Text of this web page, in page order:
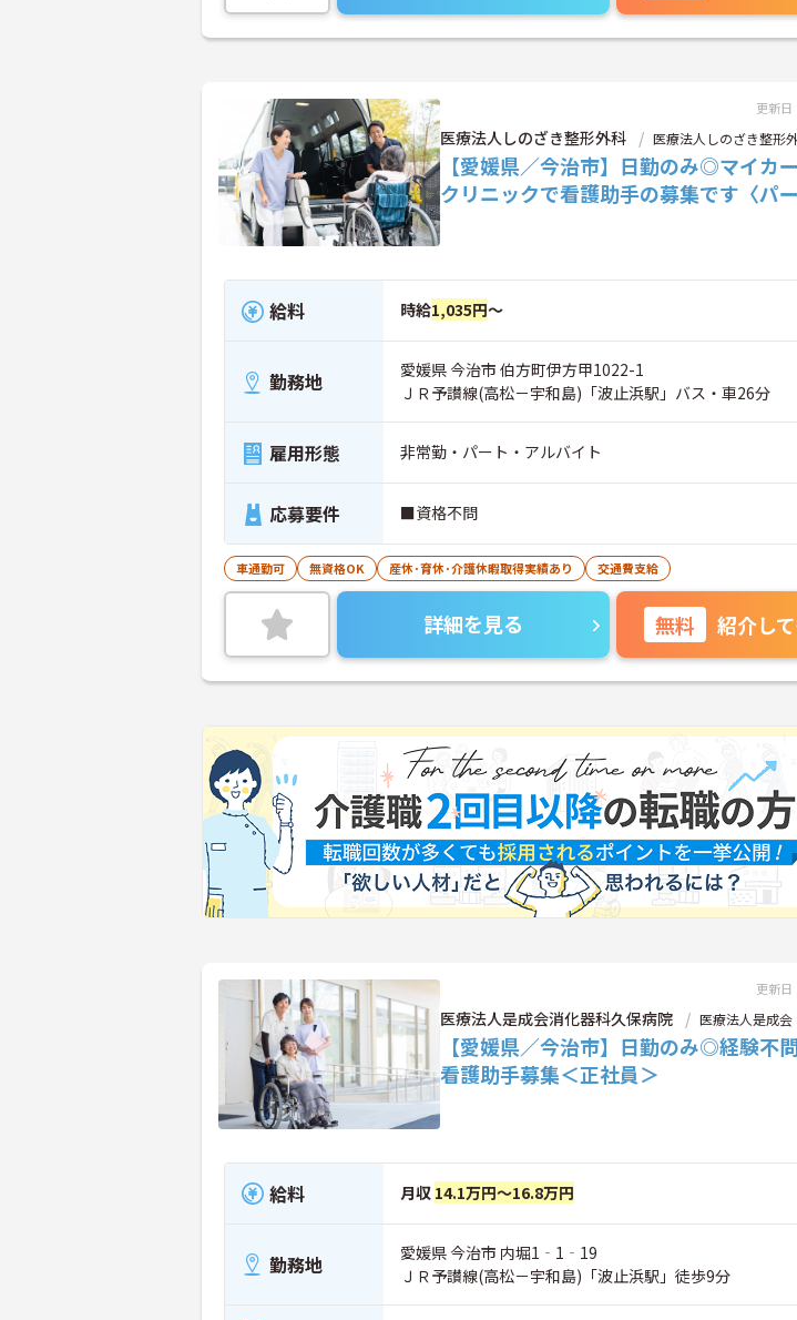
更新日
医療法人しのざき整形外科 医療法人しのざき整形
【愛媛県／今治市】日勤のみ◎マイカ
クリニックで看護助手の募集です〈パー
給料 時給1,035円～
勤務地
愛媛県 今治市 伯方町伊方甲1022-1
ＪＲ予讃線(高松－宇和島)「波止浜駅」バス・車26分
雇用形態 非常勤・パート・アルバイト
応募要件 ■資格不問
車通勤可 無資格OK 産休･育休･介護休暇取得実績あり 交通費支給
詳細を見る 無料 紹介し
更新日
医療法人是成会消化器科久保病院 医療法人是成会
【愛媛県／今治市】日勤のみ◎経験不
看護助手募集＜正社員＞
給料 月収 14.1万円～16.8万円
勤務地
愛媛県 今治市 内堀1‐1‐19
ＪＲ予讃線(高松－宇和島)「波止浜駅」徒歩9分